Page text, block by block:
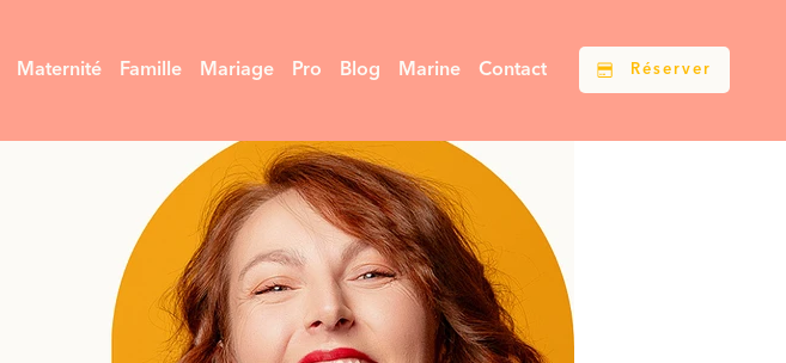
Maternité Famille Mariage Pro Blog Marine Contact Réserver